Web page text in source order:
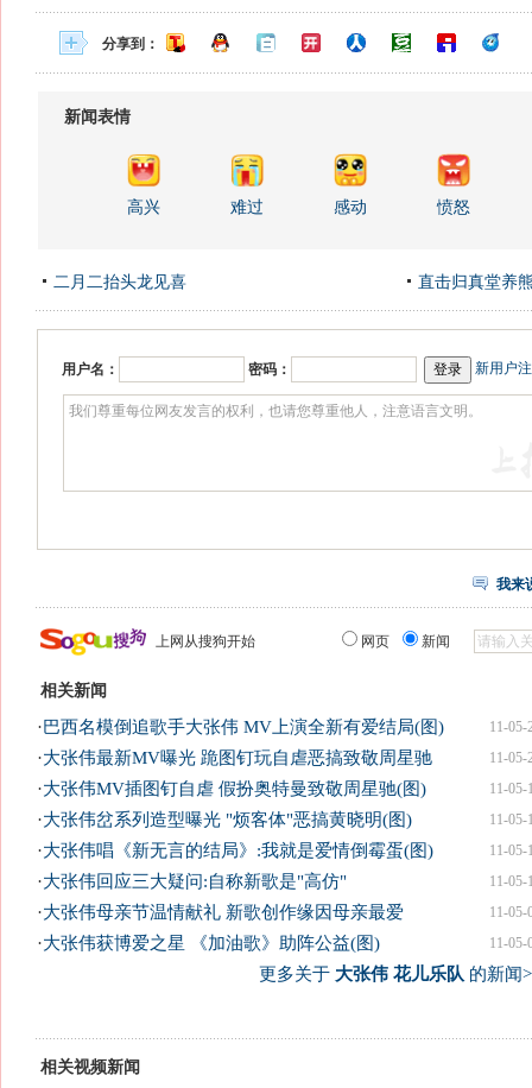
分享到：
新闻表情
高兴 难过 感动 愤怒
二月二抬头龙见喜 直击归真堂养
用户名： 密码： 新用户
我来
上网从搜狗开始 网页 新闻
相关新闻
11-05-
·巴西名模倒追歌手大张伟 MV上演全新有爱结局(图)
11-05-
·大张伟最新MV曝光 跪图钉玩自虐恶搞致敬周星驰
11-05-
·大张伟MV插图钉自虐 假扮奥特曼致敬周星驰(图)
11-05-
·大张伟岔系列造型曝光 "烦客体"恶搞黄晓明(图)
11-05-
·大张伟唱《新无言的结局》:我就是爱情倒霉蛋(图)
11-05-
·大张伟回应三大疑问:自称新歌是"高仿"
11-05-
·大张伟母亲节温情献礼 新歌创作缘因母亲最爱
11-05-
·大张伟获博爱之星 《加油歌》助阵公益(图)
更多关于 大张伟 花儿乐队 的新闻
相关视频新闻